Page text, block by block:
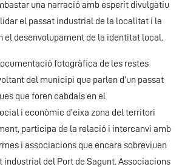
una narració amb esperit divulgatiu
el passat industrial de la localitat i la
el desenvolupament de la identitat local.
fotogràfica de les restes
del municipi que parlen d’un passat
que foren cabdals en el
i econòmic d’eixa zona del territori
participa de la relació i intercanvi amb
i associacions que encara sobreviuen
industrial del Port de Sagunt. Associacions